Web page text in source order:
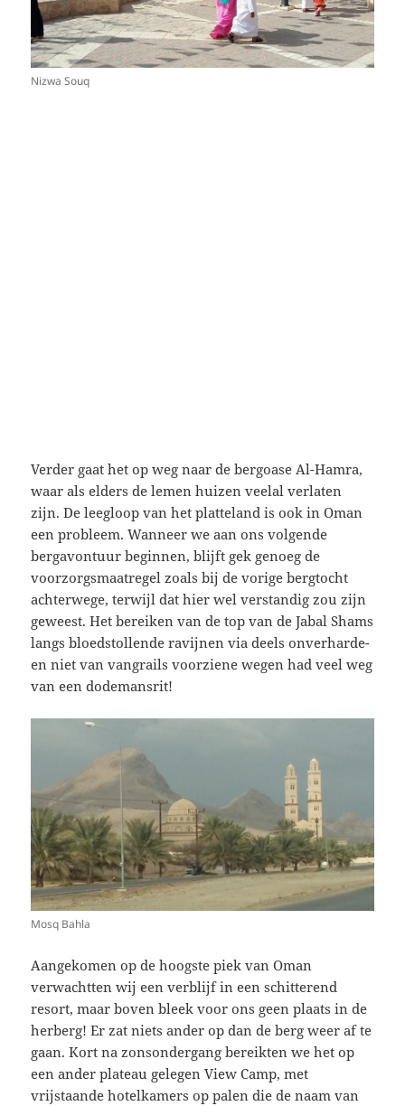
Nizwa Souq
Verder gaat het op weg naar de bergoase Al-Hamra,
waar als elders de lemen huizen veelal verlaten
zijn. De leegloop van het platteland is ook in Oman
een probleem. Wanneer we aan ons volgende
bergavontuur beginnen, blijft gek genoeg de
voorzorgsmaatregel zoals bij de vorige bergtocht
achterwege, terwijl dat hier wel verstandig zou zijn
geweest. Het bereiken van de top van de Jabal Shams
langs bloedstollende ravijnen via deels onverharde-
en niet van vangrails voorziene wegen had veel weg
van een dodemansrit!
Mosq Bahla
Aangekomen op de hoogste piek van Oman
verwachtten wij een verblijf in een schitterend
resort, maar boven bleek voor ons geen plaats in de
herberg! Er zat niets ander op dan de berg weer af te
gaan. Kort na zonsondergang bereikten we het op
een ander plateau gelegen View Camp, met
vrijstaande hotelkamers op palen die de naam van